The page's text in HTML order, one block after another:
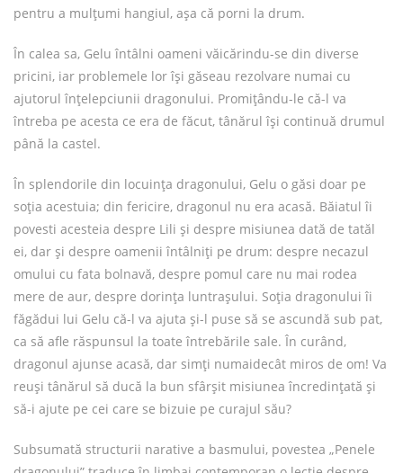
pentru a mulțumi hangiul, așa că porni la drum.
În calea sa, Gelu întâlni oameni văicărindu-se din diverse
pricini, iar problemele lor își găseau rezolvare numai cu
ajutorul înțelepciunii dragonului. Promițându-le că-l va
întreba pe acesta ce era de făcut, tânărul își continuă drumul
până la castel.
În splendorile din locuința dragonului, Gelu o găsi doar pe
soția acestuia; din fericire, dragonul nu era acasă. Băiatul îi
povesti acesteia despre Lili și despre misiunea dată de tatăl
ei, dar și despre oamenii întâlniți pe drum: despre necazul
omului cu fata bolnavă, despre pomul care nu mai rodea
mere de aur, despre dorința luntrașului. Soția dragonului îi
făgădui lui Gelu că-l va ajuta și-l puse să se ascundă sub pat,
ca să afle răspunsul la toate întrebările sale. În curând,
dragonul ajunse acasă, dar simți numaidecât miros de om! Va
reuși tânărul să ducă la bun sfârșit misiunea încredințată și
să-i ajute pe cei care se bizuie pe curajul său?
Subsumată structurii narative a basmului, povestea „Penele